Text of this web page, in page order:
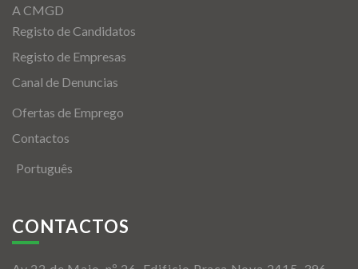
A CMGD
Registo de Candidatos
Registo de Empresas
Canal de Denuncias
Ofertas de Emprego
Contactos
Português
CONTACTOS